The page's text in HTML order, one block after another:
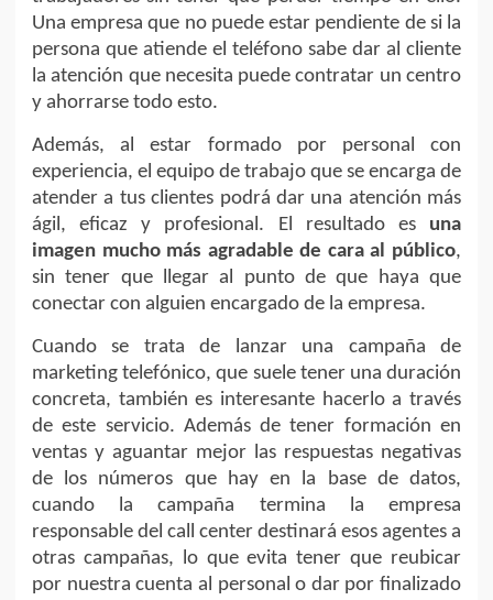
Una empresa que no puede estar pendiente de si la
persona que atiende el teléfono sabe dar al cliente
la atención que necesita puede contratar un centro
y ahorrarse todo esto.
Además, al estar formado por personal con
experiencia, el equipo de trabajo que se encarga de
atender a tus clientes podrá dar una atención más
ágil, eficaz y profesional. El resultado es una
imagen mucho más agradable de cara al público,
sin tener que llegar al punto de que haya que
conectar con alguien encargado de la empresa.
Cuando se trata de lanzar una campaña de
marketing telefónico, que suele tener una duración
concreta, también es interesante hacerlo a través
de este servicio. Además de tener formación en
ventas y aguantar mejor las respuestas negativas
de los números que hay en la base de datos,
cuando la campaña termina la empresa
responsable del call center destinará esos agentes a
otras campañas, lo que evita tener que reubicar
por nuestra cuenta al personal o dar por finalizado